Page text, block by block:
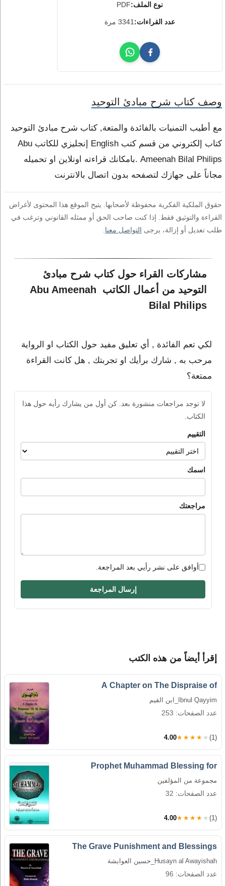
نوع الملف:PDF
عدد القراءات: 3341 مرة
وصف كتاب شرح مبادئ التوحيد
مع أطيب التمنيات بالفائدة والمتعة, كتاب شرح مبادئ التوحيد
كتاب إلكتروني من قسم كتب English إنجليزي للكاتب Abu
Ameenah Bilal Philips .بامكانك قراءته اونلاين او تحميله
مجاناً على جهازك لتصفحه بدون اتصال بالانترنت
حقوق الملكية الفكرية محفوظة لأصحابها. يتيح الموقع هذا المحتوى لأغراض
القراءة والتوثيق فقط. إذا كنت صاحب الحق أو ممثله القانوني وترغب في
طلب تعديل أو إزالة، يرجى التواصل معنا
مشاركات القراء حول كتاب شرح مبادئ
التوحيد من أعمال الكاتب Abu Ameenah
Bilal Philips
لكي تعم الفائدة , أي تعليق مفيد حول الكتاب او الرواية
مرحب به , شارك برأيك او تجربتك , هل كانت القراءة
ممتعة؟
لا توجد مراجعات منشورة بعد. كن أول من يشارك رأيه حول هذا
الكتاب.
التقييم
اسمك
مراجعتك
أوافق على نشر رأيي بعد المراجعة.
إرسال المراجعة
إقرأ أيضاً من هذه الكتب
A Chapter on The Dispraise of
Ibnul Qayyim_ابن القيم
عدد الصفحات: 253
4.00★★★★★ (1)
Prophet Muhammad Blessing for
مجموعة من المؤلفين
عدد الصفحات: 32
4.00★★★★★ (1)
The Grave Punishment and Blessings
Husayn al Awayishah_حسين العوايشة
عدد الصفحات: 96